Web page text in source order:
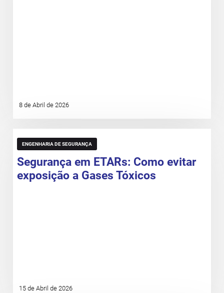
8 de Abril de 2026
ENGENHARIA DE SEGURANÇA
Segurança em ETARs: Como evitar
exposição a Gases Tóxicos
15 de Abril de 2026